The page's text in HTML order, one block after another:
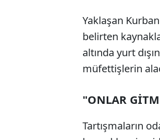
Yaklaşan
belirten
altında yurt
müfettişlerin
"ONLAR
Tartışmaların